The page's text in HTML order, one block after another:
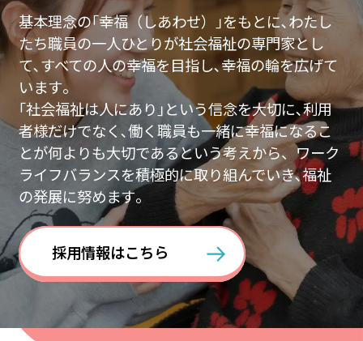
基本理念の｢幸福（しあわせ）｣をもとに､わたし
たち職員の一人ひとりが社会福祉の専門家とし
て､すべての人の幸福を目指し､幸福の輪を広げて
います｡
｢社会福祉は人にあり｣という信念を大切に､利用
者様だけでなく､働く職員も一緒に幸福になるこ
とが何よりも大切であるという考えから、ワーク
ライフバランスを積極的に取り組んでいき､福祉
の発展に努めます｡
採用情報はこちら